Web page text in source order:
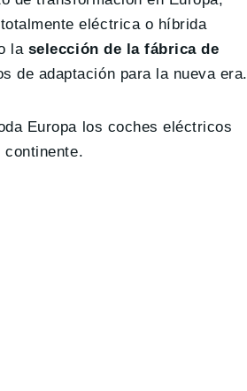
eléctrica o híbrida
laselección de la fábrica de
de adaptación para la nueva era.
Europa los coches eléctricos